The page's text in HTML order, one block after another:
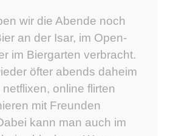
wir die Abende noch
an der Isar, im Open-
im Biergarten verbracht.
öfter abends daheim
online flirten
mit Freunden
kann man auch im